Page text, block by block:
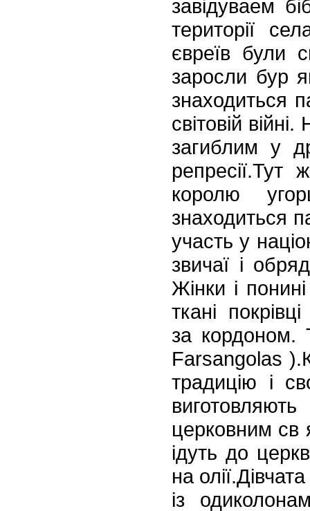
завідуваем
території
євреїв були
заросли бур
знаходиться
світовій
загиблим у
репресії.Тут
королю
знаходиться
участь у
звичаї і
Жінки і
ткані
закордоном.
Farsangolas
традицію і
виготовляють
церковним св
ідуть до
на
із